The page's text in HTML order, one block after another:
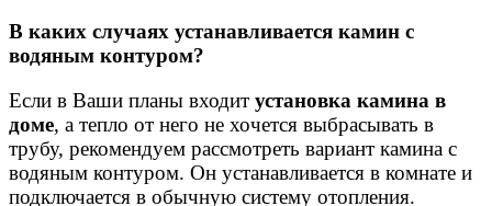
В каких случаях устанавливается камин с
водяным контуром?
Если в Ваши планы входит установка камина в
доме, а тепло от него не хочется выбрасывать в
трубу, рекомендуем рассмотреть вариант камина с
водяным контуром. Он устанавливается в комнате и
подключается в обычную систему отопления.